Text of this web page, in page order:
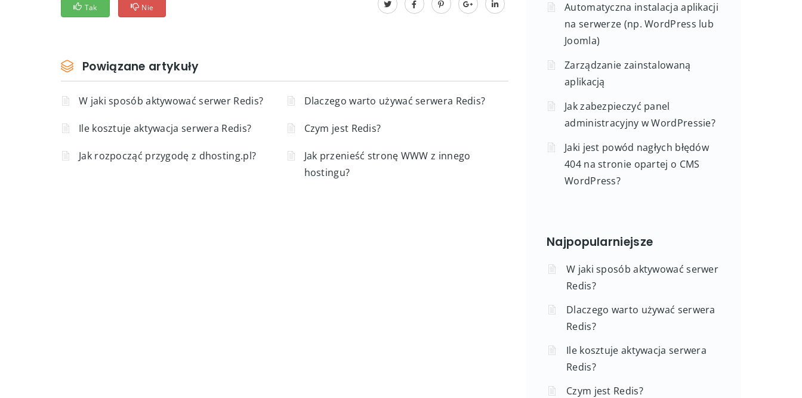
Tak Nie
Powiązane artykuły
W jaki sposób aktywować serwer Redis? Dlaczego warto używać serwera Redis?
Ile kosztuje aktywacja serwera Redis? Czym jest Redis?
Jak rozpocząć przygodę z dhosting.pl?
Jak przenieść stronę WWW z innego
hostingu?
Automatyczna instalacja aplikacji
na serwerze (np. WordPress lub
Joomla)
Zarządzanie zainstalowaną
aplikacją
Jak zabezpieczyć panel
administracyjny w WordPressie?
Jaki jest powód nagłych błędów
404 na stronie opartej o CMS
WordPress?
Najpopularniejsze
W jaki sposób aktywować serwer
Redis?
Dlaczego warto używać serwera
Redis?
Ile kosztuje aktywacja serwera
Redis?
Czym jest Redis?